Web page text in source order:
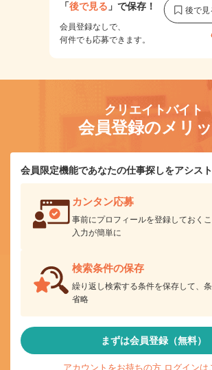
「後で見る 」で保存！
会員登録なしで、
何件でも応募できます。
クリエイトバイト
会員登録のメリ
会員限定機能であなたの仕事探しをアシスト
カンタン応募
事前にプロフィールを登録しておく
入力が簡単に
検索条件の保存
繰り返し検索する条件を保存して、
省略
まずは会員登録（無料）
アカウントをお持ちの方 ログインは